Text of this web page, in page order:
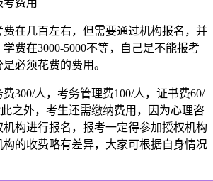
在几百左右，但需要通过机构报名，并
费在3000-5000不等，自己是不能报考
必须花费的费用。
300/人，考务管理费100/人，证书费60/
之外，考生还需缴纳费用，因为心理咨
构进行报名，报考一定得参加授权机构
的收费略有差异，大家可根据自身情况